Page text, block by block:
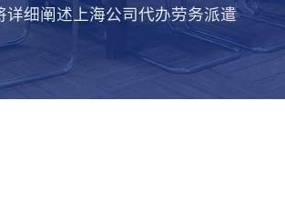
详细阐述上海公司代办劳务派遣